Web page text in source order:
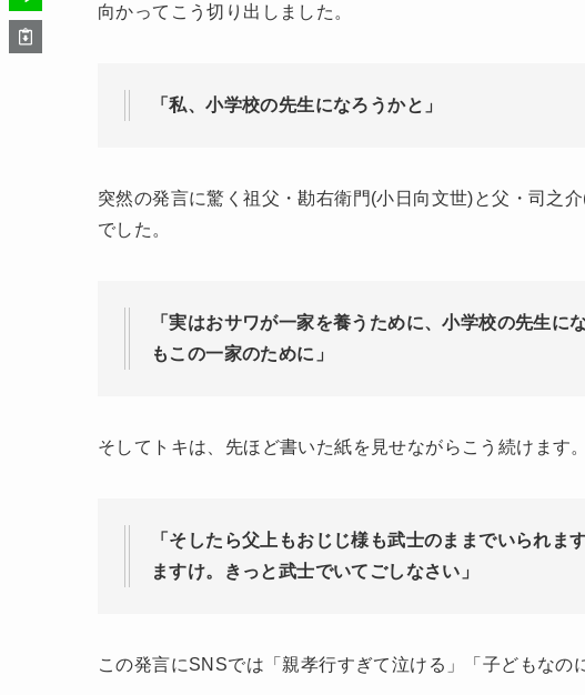
向かってこう切り出しました。
「私、小学校の先生になろうかと」
突然の発言に驚く祖父・勘右衛門(小日向文世)と父・司之
でした。
「実はおサワが一家を養うために、小学校の先生
もこの一家のために」
そしてトキは、先ほど書いた紙を見せながらこう続けます。
「そしたら父上もおじじ様も武士のままでいられま
ますけ。きっと武士でいてごしなさい」
この発言にSNSでは「親孝行すぎて泣ける」「子どもなの